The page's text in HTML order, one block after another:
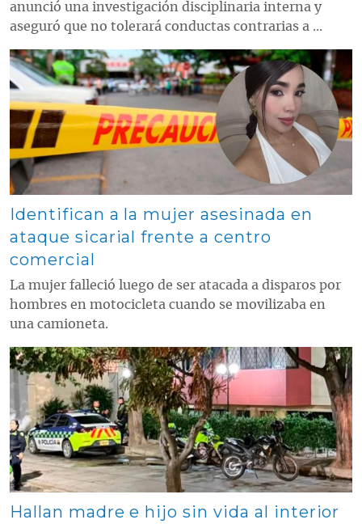
anunció una investigación disciplinaria interna y
aseguró que no tolerará conductas contrarias a ...
Contenido multimedia principal
Identifican a la mujer asesinada en
ataque sicarial frente a centro
comercial
La mujer falleció luego de ser atacada a disparos por
hombres en motocicleta cuando se movilizaba en
una camioneta.
Contenido multimedia principal
Hallan madre e hijo sin vida al interior